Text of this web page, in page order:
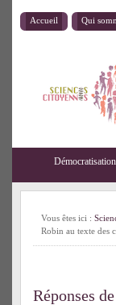
Accueil Qui
Vous êtes ici :
Robin au texte des
Réponses